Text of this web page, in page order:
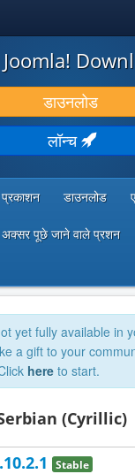
Joomla!
डाउनलोड
लॉन्च
डाउनलोड
अक्सर पूछे जाने वाले प्रशन
yet fully available in
a gift to your
here to start.
(Cyrillic)
Stable